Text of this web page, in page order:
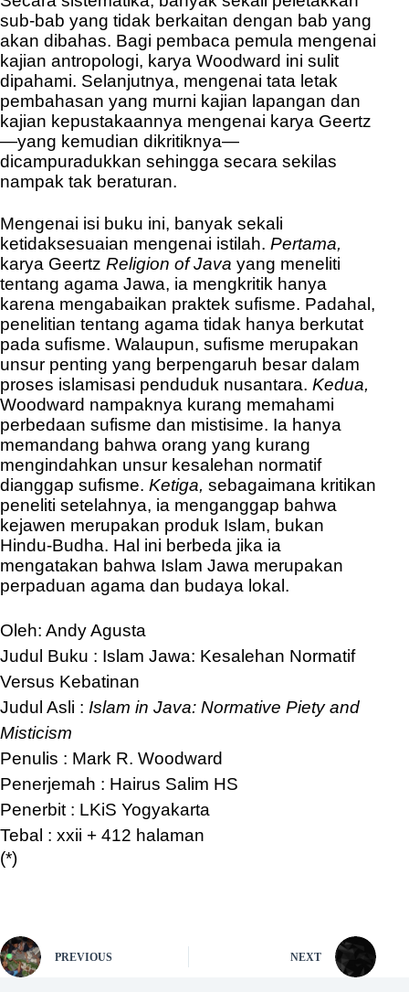
sub-bab yang tidak berkaitan dengan bab yang
akan dibahas. Bagi pembaca pemula mengenai
kajian antropologi, karya Woodward ini sulit
dipahami. Selanjutnya, mengenai tata letak
pembahasan yang murni kajian lapangan dan
kajian kepustakaannya mengenai karya Geertz
—yang kemudian dikritiknya—
dicampuradukkan sehingga secara sekilas
nampak tak beraturan.
Mengenai isi buku ini, banyak sekali
ketidaksesuaian mengenai istilah. Pertama,
karya Geertz Religion of Java yang meneliti
tentang agama Jawa, ia mengkritik hanya
karena mengabaikan praktek sufisme. Padahal,
penelitian tentang agama tidak hanya berkutat
pada sufisme. Walaupun, sufisme merupakan
unsur penting yang berpengaruh besar dalam
proses islamisasi penduduk nusantara. Kedua,
Woodward nampaknya kurang memahami
perbedaan sufisme dan mistisime. Ia hanya
memandang bahwa orang yang kurang
mengindahkan unsur kesalehan normatif
dianggap sufisme. Ketiga, sebagaimana kritikan
peneliti setelahnya, ia menganggap bahwa
kejawen merupakan produk Islam, bukan
Hindu-Budha. Hal ini berbeda jika ia
mengatakan bahwa Islam Jawa merupakan
perpaduan agama dan budaya lokal.
Oleh: Andy Agusta
Judul Buku : Islam Jawa: Kesalehan Normatif
Versus Kebatinan
Judul Asli : Islam in Java: Normative Piety and
Misticism
Penulis : Mark R. Woodward
Penerjemah : Hairus Salim HS
Penerbit : LKiS Yogyakarta
Tebal : xxii + 412 halaman
(*)
PREVIOUS NEXT